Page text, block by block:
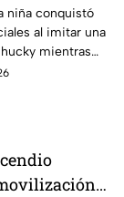
se vuelve
niña conquistó
al imitar una
mientras
en su casa junto